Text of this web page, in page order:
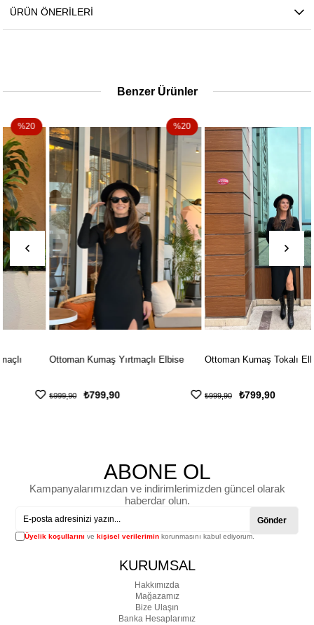
ÜRÜN ÖNERILERI
Benzer Ürünler
Ottoman Kumaş Yırtmaçlı Elbise
₺799,90
%20
Ottoman Kumaş Tokalı Elbise
₺799,90
%20
ABONE OL
Kampanyalarımızdan ve indirimlerimizden güncel olarak
haberdar olun.
Gönder
Üyelik koşullarını ve kişisel verilerimin korunmasını kabul ediyorum.
KURUMSAL
Hakkımızda
Mağazamız
Bize Ulaşın
Banka Hesaplarımız